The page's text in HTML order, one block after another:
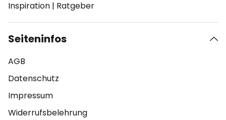
Inspiration | Ratgeber
Seiteninfos
AGB
Datenschutz
Impressum
Widerrufsbelehrung